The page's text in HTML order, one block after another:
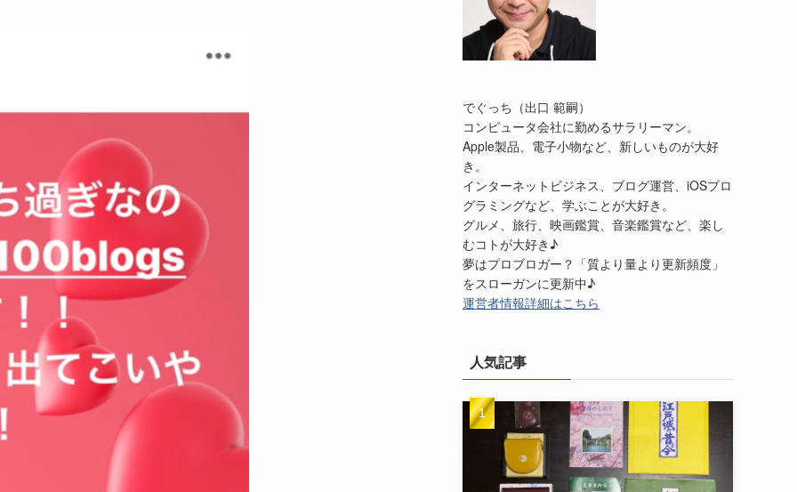
でぐっち（出口 範嗣）
コンピュータ会社に勤めるサラリーマン。
Apple製品、電子小物など、新しいものが大好
き。
インターネットビジネス、ブログ運営、iOSプロ
グラミングなど、学ぶことが大好き。
グルメ、旅行、映画鑑賞、音楽鑑賞など、楽し
むコトが大好き♪
夢はプロブロガー？「質より量より更新頻度」
をスローガンに更新中♪
運営者情報詳細はこちら
人気記事